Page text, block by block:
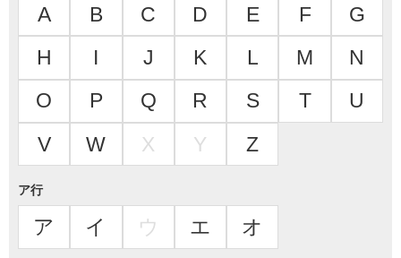
A B C D E F
G
H
I J K L M
N
O
P Q R S T
U
V
W X Y Z
ア行
ア イ ウ エ オ